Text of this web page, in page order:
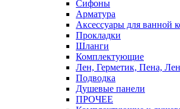
Сифоны
Арматура
Аксессуары для ванной
Прокладки
Шланги
Комплектующие
Лен, Герметик, Пена,
Подводка
Душевые панели
ПРОЧЕЕ